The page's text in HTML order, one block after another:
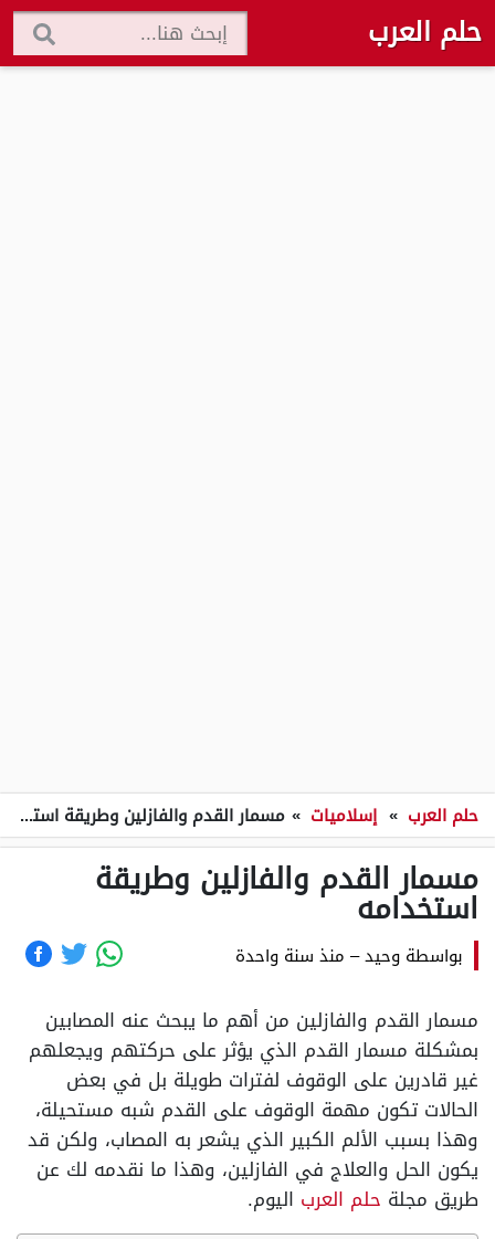
حلم العرب
حلم العرب » إسلاميات » مسمار القدم والفازلين وطريقة استخدامه
مسمار القدم والفازلين وطريقة
استخدامه
بواسطة وحيد– منذ سنة واحدة
مسمار القدم والفازلين من أهم ما يبحث عنه المصابين
بمشكلة مسمار القدم الذي يؤثر على حركتهم ويجعلهم
غير قادرين على الوقوف لفترات طويلة بل في بعض
الحالات تكون مهمة الوقوف على القدم شبه مستحيلة،
وهذا بسبب الألم الكبير الذي يشعر به المصاب، ولكن قد
يكون الحل والعلاج في الفازلين، وهذا ما نقدمه لك عن
طريق مجلة حلم العرب اليوم.